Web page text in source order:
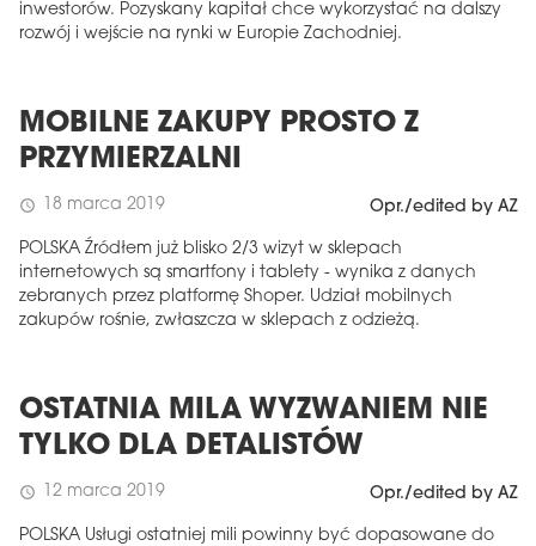
inwestorów. Pozyskany kapitał chce wykorzystać na dalszy
rozwój i wejście na rynki w Europie Zachodniej.
MOBILNE ZAKUPY PROSTO Z
PRZYMIERZALNI
schedule 18 marca 2019 Opr./edited by AZ
POLSKA Źródłem już blisko 2/3 wizyt w sklepach
internetowych są smartfony i tablety - wynika z danych
zebranych przez platformę Shoper. Udział mobilnych
zakupów rośnie, zwłaszcza w sklepach z odzieżą.
OSTATNIA MILA WYZWANIEM NIE
TYLKO DLA DETALISTÓW
schedule 12 marca 2019 Opr./edited by AZ
POLSKA Usługi ostatniej mili powinny być dopasowane do